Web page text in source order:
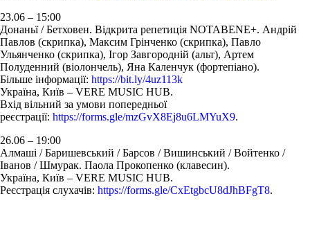
23.06 – 15:00
Донаньї / Бетховен. Відкрита репетиція NOTABENE+. Андрій
Павлов (скрипка), Максим Грінченко (скрипка), Павло
Ульянченко (скрипка), Ігор Завгородній (альт), Артем
Полуденний (віолончель), Яна Каленчук (фортепіано).
Більше інформації: https://bit.ly/4uz113k
Україна, Київ – VERE MUSIC HUB.
Вхід вільний за умови попередньої
реєстрації: https://forms.gle/mzGvX8Ej8u6LMYuX9.
26.06 – 19:00
Алмаші / Баришевський / Барсов / Вишинський / Войтенко /
Іванов / Шмурак. Паола Прокопенко (клавесин).
Україна, Київ – VERE MUSIC HUB.
Реєстрація слухачів: https://forms.gle/CxEtgbcU8dJhBFgT8.